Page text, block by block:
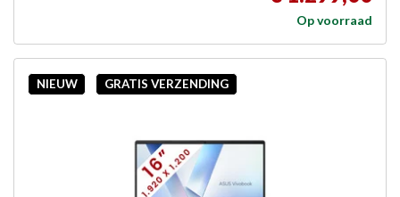
Op voorraad
NIEUW GRATIS VERZENDING